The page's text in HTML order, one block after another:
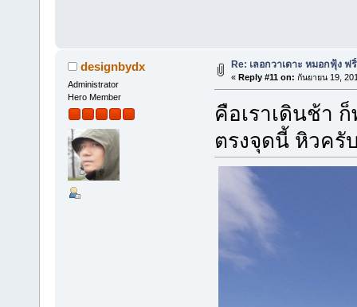
designbydx
Administrator
Hero Member
Re: เลอกวาเดาะ หมอกฟุ้ง
« Reply #11 on: กันยายน 19,
คือเราเดินช้า
ตรงจุดนี้ หิวครั